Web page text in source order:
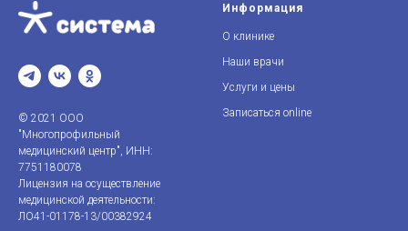
© 2021 ООО
"Многопрофильный
медицинский центр", ИНН:
7751180078
Лицензия на осуществление
медицинской деятельности:
ЛО41-01178-13/00382924
Информация
О клинике
Наши врачи
Услуги и цены
Записаться online